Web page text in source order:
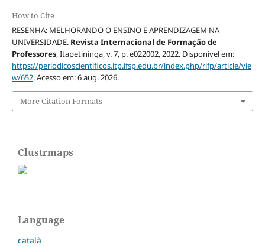
How to Cite
RESENHA: MELHORANDO O ENSINO E APRENDIZAGEM NA
UNIVERSIDADE. Revista Internacional de Formação de
Professores, Itapetininga, v. 7, p. e022002, 2022. Disponível em:
https://periodicoscientificos.itp.ifsp.edu.br/index.php/rifp/article/vie
w/652. Acesso em: 6 aug. 2026.
More Citation Formats
Clustrmaps
Language
català